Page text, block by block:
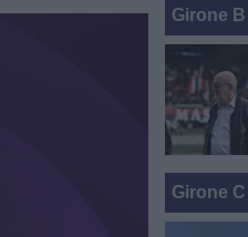
Girone B
Girone C